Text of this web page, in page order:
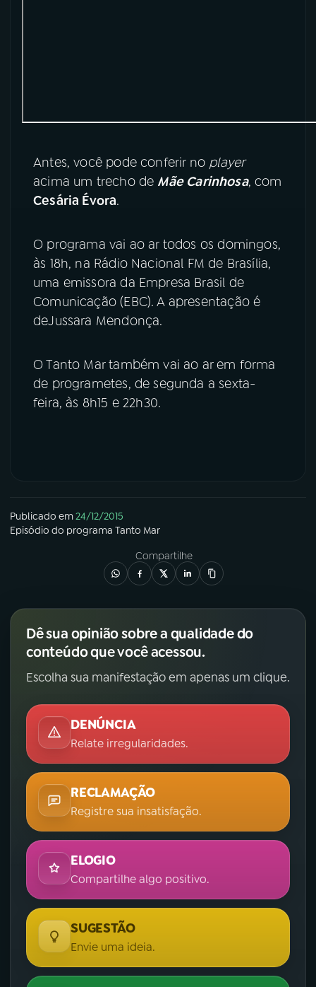
Antes, você pode conferir no player
acima um trecho de Mãe Carinhosa, com
Cesária Évora.
O programa vai ao ar todos os domingos,
às 18h, na Rádio Nacional FM de Brasília,
uma emissora da Empresa Brasil de
Comunicação (EBC). A apresentação é
deJussara Mendonça.
O Tanto Mar também vai ao ar em forma
de programetes, de segunda a sexta-
feira, às 8h15 e 22h30.
Publicado em24/12/2015
Episódio do programa Tanto Mar
Compartilhe
Dê sua opinião sobre a qualidade do
conteúdo que você acessou.
Escolha sua manifestação em apenas um clique.
DENÚNCIA
Relate irregularidades.
RECLAMAÇÃO
Registre sua insatisfação.
ELOGIO
Compartilhe algo positivo.
SUGESTÃO
Envie uma ideia.